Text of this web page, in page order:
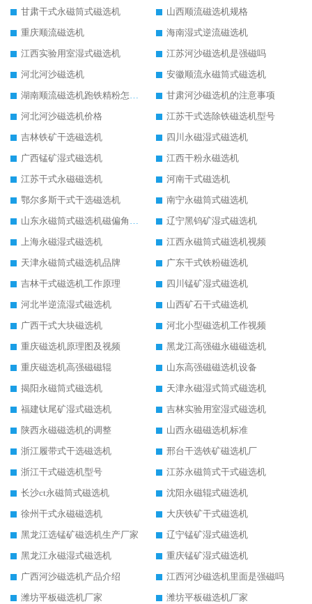
甘肃干式永磁筒式磁选机
山西顺流磁选机规格
重庆顺流磁选机
海南湿式逆流磁选机
江西实验用室湿式磁选机
江苏河沙磁选机是强磁吗
河北河沙磁选机
安徽顺流永磁筒式磁选机
湖南顺流磁选机跑铁精粉怎么处理
甘肃河沙磁选机的注意事项
河北河沙磁选机价格
江苏干式选除铁磁选机型号
吉林铁矿干选磁选机
四川永磁湿式磁选机
广西锰矿湿式磁选机
江西干粉永磁选机
江苏干式永磁磁选机
河南干式磁选机
鄂尔多斯干式干选磁选机
南宁永磁筒式磁选机
山东永磁筒式磁选机磁偏角怎么调整
辽宁黑钨矿湿式磁选机
上海永磁湿式磁选机
江西永磁筒式磁选机视频
天津永磁筒式磁选机品牌
广东干式铁粉磁选机
吉林干式磁选机工作原理
四川锰矿湿式磁选机
河北半逆流湿式磁选机
山西矿石干式磁选机
广西干式大块磁选机
河北小型磁选机工作视频
重庆磁选机原理图及视频
黑龙江高强磁永磁磁选机
重庆磁选机高强磁磁辊
山东高强磁磁选机设备
揭阳永磁筒式磁选机
天津永磁湿式筒式磁选机
福建钛尾矿湿式磁选机
吉林实验用室湿式磁选机
陕西永磁磁选机的调整
山西永磁磁选机标准
浙江履带式干选磁选机
邢台干选铁矿磁选机厂
浙江干式磁选机型号
江苏永磁筒式干式磁选机
长沙ct永磁筒式磁选机
沈阳永磁辊式磁选机
徐州干式永磁磁选机
大庆铁矿干式磁选机
黑龙江选锰矿磁选机生产厂家
辽宁锰矿湿式磁选机
黑龙江永磁湿式磁选机
重庆锰矿湿式磁选机
广西河沙磁选机产品介绍
江西河沙磁选机里面是强磁吗
潍坊平板磁选机厂家
潍坊平板磁选机厂家